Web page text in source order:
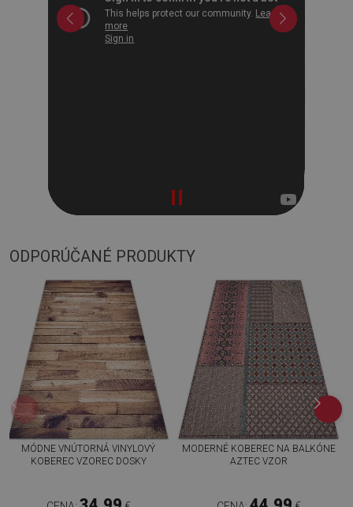
ODPORÚČANÉ PRODUKTY
MÓDNE VNÚTORNÁ VINYLOVÝ
KOBEREC VZOREC DOSKY
MODERNÉ KOBEREC NA BALKÓNE
AZTEC VZOR